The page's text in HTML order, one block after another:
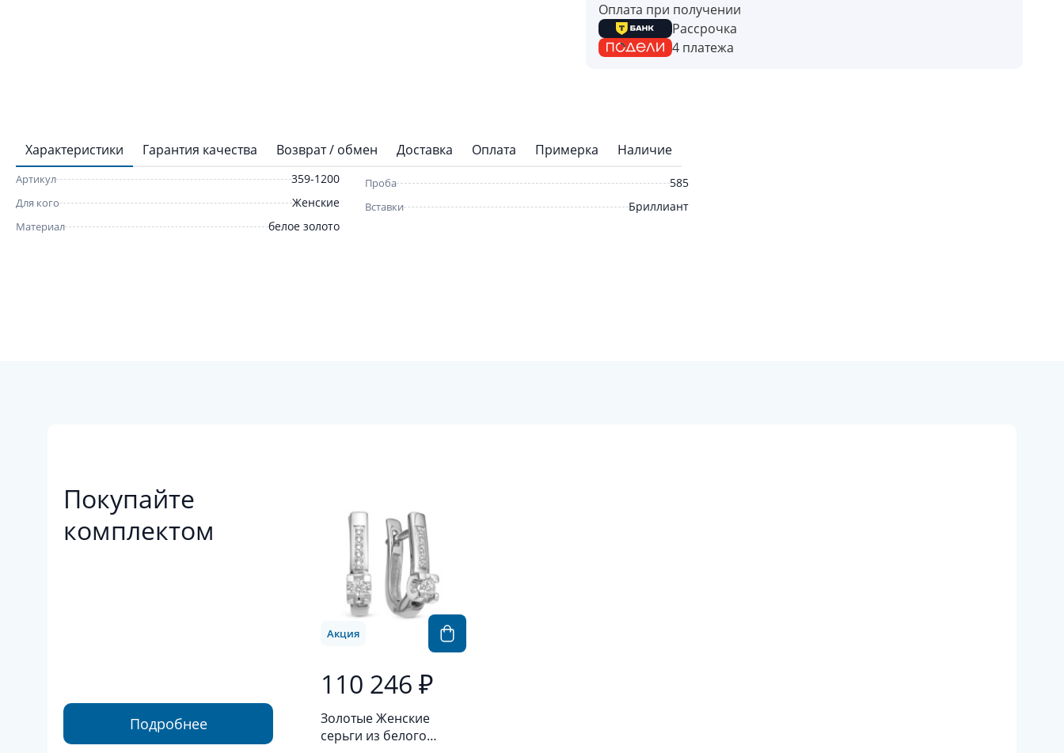
Оплата при получении
Рассрочка
4 платежа
Характеристики Гарантия качества Возврат / обмен Доставка Оплата Примерка Наличие
Артикул 359-1200
Для кого Женские
Материал белое золото
Проба 585
Вставки Бриллиант
Покупайте
комплектом
Подробнее
110 246 ₽
Золотые Женские
серьги из белого
Акция